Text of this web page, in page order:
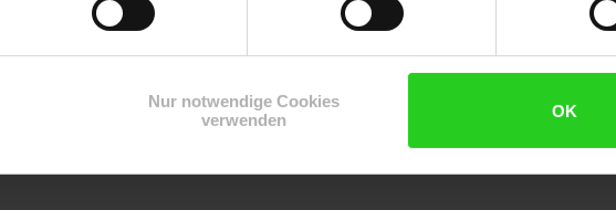
Nur notwendige Cookies
verwenden
OK
ist nicht im Lieferumfang enthalten, da dieses von der